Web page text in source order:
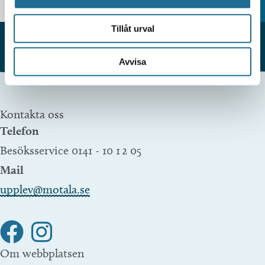
Tillåt urval
Avvisa
Kontakta oss
Telefon
Besöksservice 0141 - 10 1 2 05
Mail
upplev@motala.se
Om webbplatsen